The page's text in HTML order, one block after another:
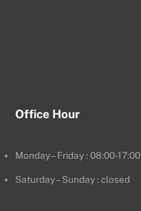
Office Hour
Monday – Friday : 08:00-17:00
Saturday – Sunday : closed